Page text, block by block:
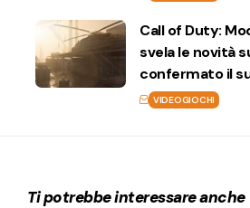
Call of Duty:
svela le novità
confermato il
VIDEOGIOCHI
Ti potrebbe interessare anche